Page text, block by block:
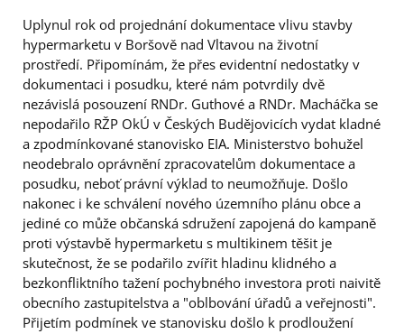
Uplynul rok od projednání dokumentace vlivu stavby
hypermarketu v Boršově nad Vltavou na životní
prostředí. Připomínám, že přes evidentní nedostatky v
dokumentaci i posudku, které nám potvrdily dvě
nezávislá posouzení RNDr. Guthové a RNDr. Macháčka se
nepodařilo RŽP OkÚ v Českých Budějovicích vydat kladné
a zpodmínkované stanovisko EIA. Ministerstvo bohužel
neodebralo oprávnění zpracovatelům dokumentace a
posudku, neboť právní výklad to neumožňuje. Došlo
nakonec i ke schválení nového územního plánu obce a
jediné co může občanská sdružení zapojená do kampaně
proti výstavbě hypermarketu s multikinem těšit je
skutečnost, že se podařilo zvířit hladinu klidného a
bezkonfliktního tažení pochybného investora proti naivitě
obecního zastupitelstva a "oblbování úřadů a veřejnosti".
Přijetím podmínek ve stanovisku došlo k prodloužení